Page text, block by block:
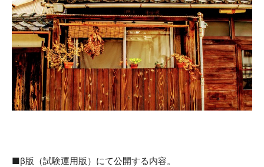
■β版（試験運用版）にて公開する内容。